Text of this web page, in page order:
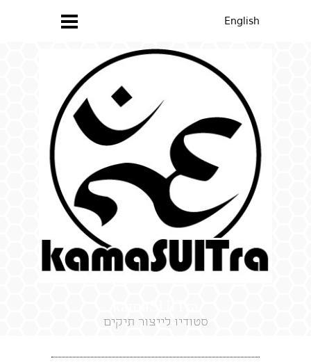
English
סטודיו לייצור תיקים